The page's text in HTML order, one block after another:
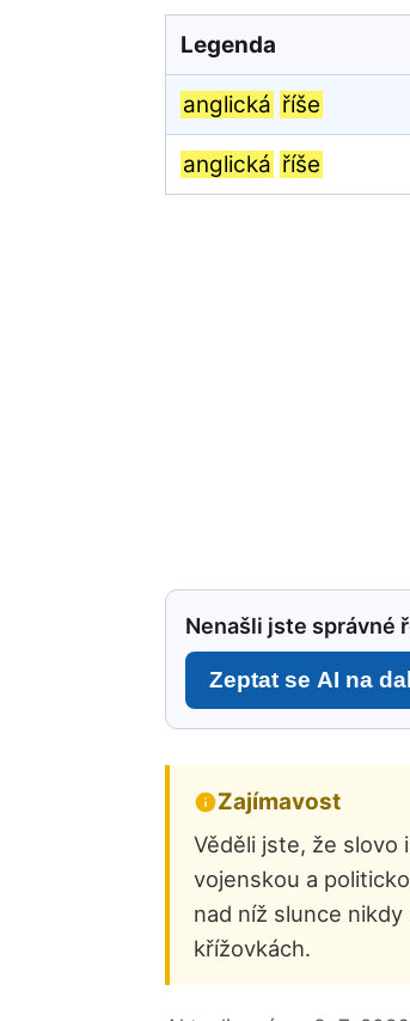
Legenda
anglická říše
anglická říše
Nenašli jste správné
Zeptat se AI na
Zajímavost
Věděli jste, že slovo
vojenskou a
nad níž slunce
křížovkách.